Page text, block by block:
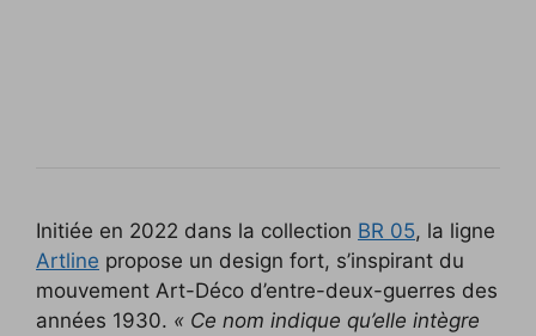
Initiée en 2022 dans la collection BR 05, la ligne
Artline propose un design fort, s’inspirant du
mouvement Art-Déco d’entre-deux-guerres des
années 1930. « Ce nom indique qu’elle intègre